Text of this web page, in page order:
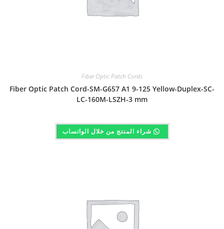
Fiber Optic Patch Cords
Fiber Optic Patch Cord-SM-G657 A1 9-125 Yellow-Duplex-SC-
LC-160M-LSZH-3 mm
شراء المنتج من خلال الواتساب